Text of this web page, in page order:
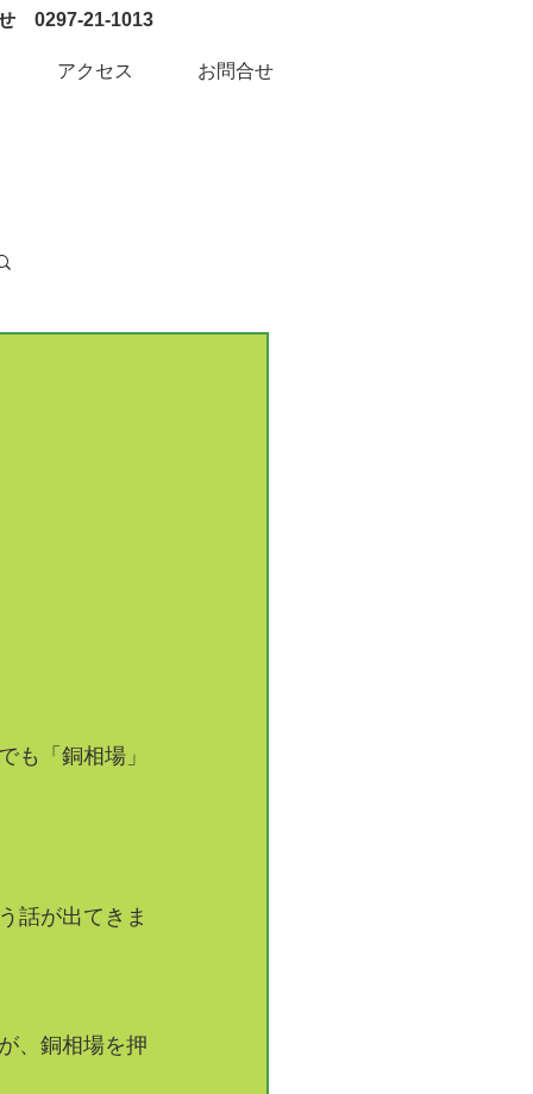
0297-21-1013
アクセス お問合せ
も「銅相場」
話が出てきま
、銅相場を押